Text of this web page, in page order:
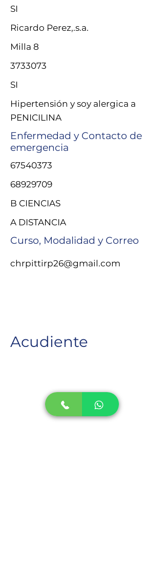
SI
Ricardo Perez,.s.a.
Milla 8
3733073
SI
Hipertensión y soy alergica a
PENICILINA
Enfermedad y Contacto de
emergencia
67540373
68929709
B CIENCIAS
A DISTANCIA
Curso, Modalidad y Correo
chrpittirp26@gmail.com
Acudiente